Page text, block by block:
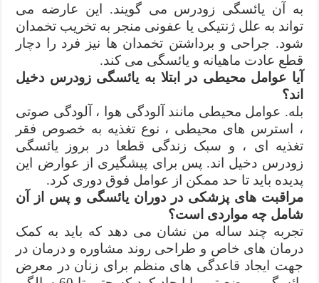
به آن یائسگی زودرس می گویند. این عارضه می
تواند به علل ژنتیکی یا عفونی منجر به تخریب تخمدان
شود. جراحی و برداشتن تخمدان ها نیز فرد را دچار
قطع عادت ماهیانه و یائسگی می کند.
آیا عوامل محیطی در ابتلا به یائسگی زودرس دخیل
اند؟
بله. عوامل محیطی مانند آلودگی هوا ، آلودگی صوتی
، استرس های محیطی ، نوع تغذیه به خصوص فقر
تغذیه ای ، و سبک زندگی قطعا در بروز یائسگی
زودرس دخیل اند. پس برای پیشگیری از عوارض این
پدیده باید تا حد ممکن از عوامل فوق دوری کرد.
مراقبت های پزشکی در دوران یائسگی و پس از آن
شامل چه مواردی است؟
تجربه چند ساله من نشان می دهد که باید به کمک
درمان های خاص و طراحی روند مشاوره و درمان در
جهت ایجاد قاعدگی های منظم برای زنان در معرض